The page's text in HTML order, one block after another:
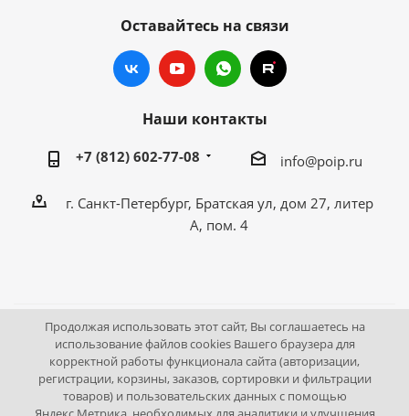
Оставайтесь на связи
Наши контакты
+7 (812) 602-77-08 info@poip.ru
г. Санкт-Петербург, Братская ул, дом 27, литер
А, пом. 4
2009 - 2026 © Промышленное оборудование Интернет
портал.
195043, г. Санкт-Петербург, Братская ул, дом 27, литер А,
пом. 4
Продолжая использовать этот сайт, Вы соглашаетесь на
использование файлов cookies Вашего браузера для
корректной работы функционала сайта (авторизации,
регистрации, корзины, заказов, сортировки и фильтрации
товаров) и пользовательских данных с помощью